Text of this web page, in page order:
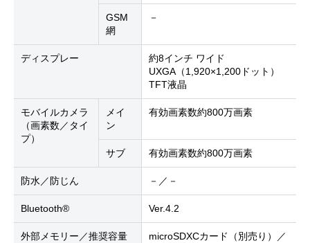
GSM
網
－
ディスプレー
約8インチ ワイド
UXGA（1,920×1,200ドット）
TFT液晶
モバイルカメラ
（画素数／タイ
プ）
メイ
ン
有効画素数約800万画素
サブ 有効画素数約800万画素
防水／防じん －／－
Bluetooth® Ver.4.2
外部メモリー／推奨容量
microSDXCカード（別売り）／